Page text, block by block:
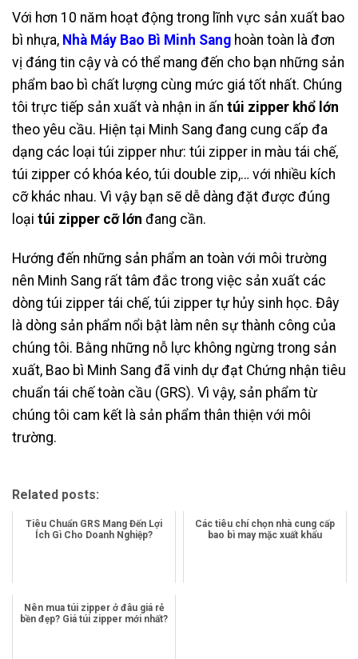
Với hơn 10 năm hoạt động trong lĩnh vực sản xuất bao
bì nhựa, Nhà Máy Bao Bì Minh Sang hoàn toàn là đơn
vị đáng tin cậy và có thể mang đến cho bạn những sản
phẩm bao bì chất lượng cùng mức giá tốt nhất. Chúng
tôi trực tiếp sản xuất và nhận in ấn túi zipper khổ lớn
theo yêu cầu. Hiện tại Minh Sang đang cung cấp đa
dạng các loại túi zipper như: túi zipper in màu tái chế,
túi zipper có khóa kéo, túi double zip,… với nhiều kích
cỡ khác nhau. Vì vậy bạn sẽ dễ dàng đặt được đúng
loại túi zipper cỡ lớn đang cần.
Hướng đến những sản phẩm an toàn với môi trường
nên Minh Sang rất tâm đắc trong việc sản xuất các
dòng túi zipper tái chế, túi zipper tự hủy sinh học. Đây
là dòng sản phẩm nổi bật làm nên sự thành công của
chúng tôi. Bằng những nỗ lực không ngừng trong sản
xuất, Bao bì Minh Sang đã vinh dự đạt Chứng nhận tiêu
chuẩn tái chế toàn cầu (GRS). Vì vậy, sản phẩm từ
chúng tôi cam kết là sản phẩm thân thiện với môi
trường.
Related posts:
Tiêu Chuẩn GRS Mang Đến Lợi
Ích Gì Cho Doanh Nghiệp?
Các tiêu chí chọn nhà cung cấp
bao bì may mặc xuất khẩu
Nên mua túi zipper ở đâu giá rẻ
bền đẹp? Giá túi zipper mới nhất?